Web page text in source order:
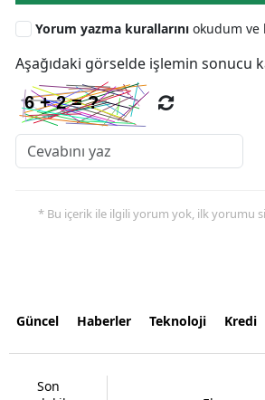
Yorum yazma kurallarını okudum ve
Aşağıdaki görselde işlemin sonucu
* Bu içerik ile ilgili yorum yok, ilk yorumu
Güncel Haberler Teknoloji Kredi
Son